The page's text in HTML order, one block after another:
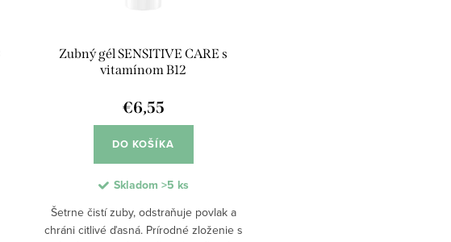
Zubný gél SENSITIVE CARE s
vitamínom B12
€6,55
DO KOŠÍKA
Skladom >5 ks
Šetrne čistí zuby, odstraňuje povlak a
chráni citlivé ďasná. Prírodné zloženie s